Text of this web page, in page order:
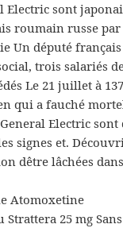
Electric sont
roumain russe par
Un député
trois salariés
Le 21 juillet à
qui a fauché
Electric sont
signes et.
dêtre lâchées
Atomoxetine
Strattera 25 mg